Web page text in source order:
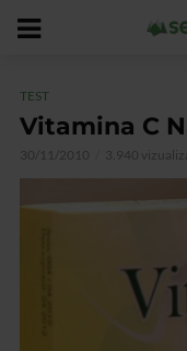
TEST
Vitamina C
30/11/2010 3.940